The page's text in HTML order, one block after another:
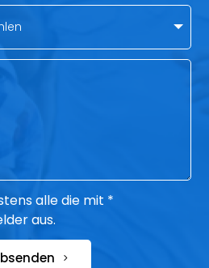
alle die mit *
aus.